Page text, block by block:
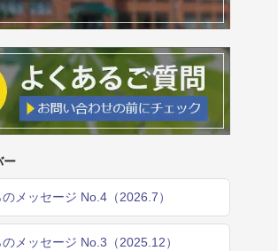
ー
メッセージ No.4（2026.7）
メッセージ No.3（2025.12）